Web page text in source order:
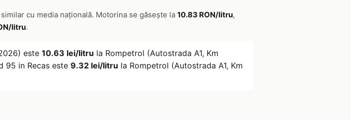
similar cu media națională. Motorina se găsește la 10.83 RON/litru,
litru.
este 10.63 lei/litru la Rompetrol (Autostrada A1, Km
95 in Recas este 9.32 lei/litru la Rompetrol (Autostrada A1, Km